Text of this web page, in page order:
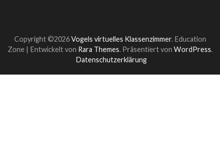
Copyright ©2026Vogels virtuelles Klassenzimmer. Education
Zone | Entwickelt von Rara Themes. Präsentiert von WordPress.
Datenschutzerklärung